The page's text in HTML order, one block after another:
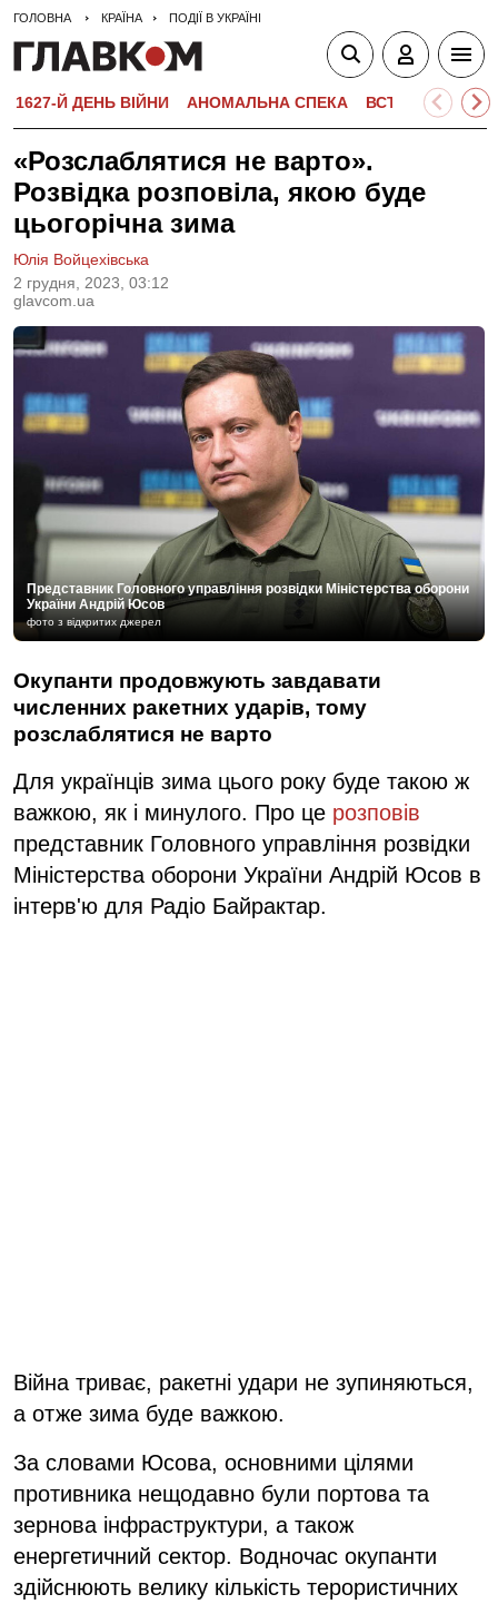
ГОЛОВНА КРАЇНА ПОДІЇ В УКРАЇНІ
1627-Й ДЕНЬ ВІЙНИ АНОМАЛЬНА СПЕКА ВСТУПНА
«Розслаблятися не варто».
Розвідка розповіла, якою буде
цьогорічна зима
2 грудня, 2023, 03:12
glavcom.ua
Юлія Войцехівська
Представник Головного управління розвідки Міністерства оборони
України Андрій Юсов
фото з відкритих джерел
Окупанти продовжують завдавати
численних ракетних ударів, тому
розслаблятися не варто
Для українців зима цього року буде такою ж
важкою, як і минулого. Про це розповів
представник Головного управління розвідки
Міністерства оборони України Андрій Юсов в
інтерв'ю для Радіо Байрактар.
Війна триває, ракетні удари не зупиняються,
а отже зима буде важкою.
За словами Юсова, основними цілями
противника нещодавно були портова та
зернова інфраструктури, а також
енергетичний сектор. Водночас окупанти
здійснюють велику кількість терористичних